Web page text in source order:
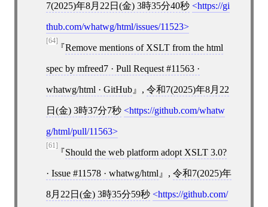
7(2025)年8月22日(金) 3時35分40秒 https://gi
thub.com/whatwg/html/issues/11523
[64]
Remove mentions of XSLT from the html
spec by mfreed7 · Pull Request #11563 ·
whatwg/html · GitHub , 令和7(2025)年8月22
日(金) 3時37分7秒 https://github.com/whatw
g/html/pull/11563
[61]
Should the web platform adopt XSLT 3.0?
· Issue #11578 · whatwg/html , 令和7(2025)年
8月22日(金) 3時35分59秒 https://github.com/